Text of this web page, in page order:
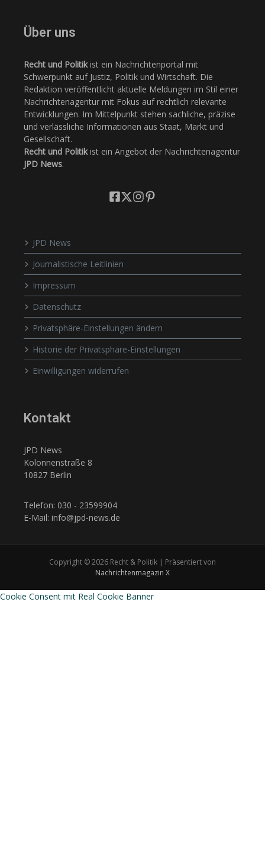
Über uns
Recht und Politikist ein Nachrichtenportal mit
Schwerpunkt auf Justiz, Politik und Wirtschaft. Die
Redaktion veröffentlicht aktuelle Meldungen im Stil einer
Nachrichtenagentur mit Fokus auf rechtlich relevante
Entwicklungen. Im Mittelpunkt stehen sachliche, präzise
und verlässliche Informationen aus Staat, Markt und
Gesellschaft.
Recht und Politikist ein Angebot der Nachrichtenagentur
JPD News.
JPD News
Journalistische Leitlinien
Impressum
Datenschutz
Privatsphäre-Einstellungen ändern
Historie der Privatsphäre-Einstellungen
Einwilligungen widerrufen
Kontakt
JPD News
Kolonnenstraße 8
10827 Berlin
Telefon: 030 - 23599904
E-Mail: info@jpd-news.de
Copyright © 2026 Recht & Politik | Präsentiert von
Nachrichtenmagazin X
Cookie Consent mit Real Cookie Banner